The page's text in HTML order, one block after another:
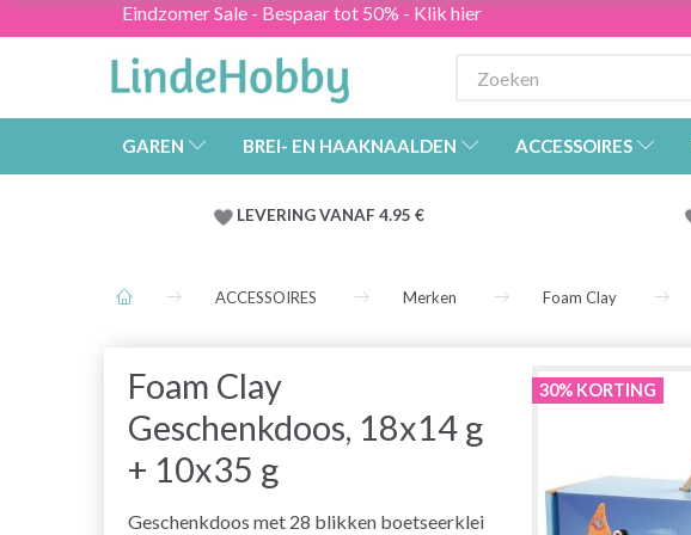
Eindzomer Sale - Bespaar tot 50% - Klik hier
GAREN BREI- EN HAAKNAALDEN ACCESSOIRES
LEVERING VANAF 4.95 €
ACCESSOIRES Merken Foam Clay
Foam Clay
Geschenkdoos, 18x14 g
+ 10x35 g
Geschenkdoos met 28 blikken boetseerklei
30% KORTING